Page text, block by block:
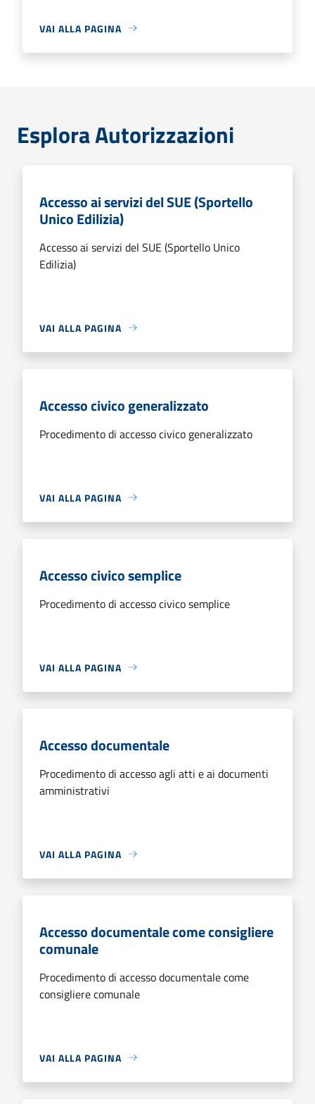
VAI ALLA PAGINA
Esplora Autorizzazioni
Accesso ai servizi del SUE (Sportello
Unico Edilizia)
Accesso ai servizi del SUE (Sportello Unico
Edilizia)
VAI ALLA PAGINA
Accesso civico generalizzato
Procedimento di accesso civico generalizzato
VAI ALLA PAGINA
Accesso civico semplice
Procedimento di accesso civico semplice
VAI ALLA PAGINA
Accesso documentale
Procedimento di accesso agli atti e ai documenti
amministrativi
VAI ALLA PAGINA
Accesso documentale come consigliere
comunale
Procedimento di accesso documentale come
consigliere comunale
VAI ALLA PAGINA